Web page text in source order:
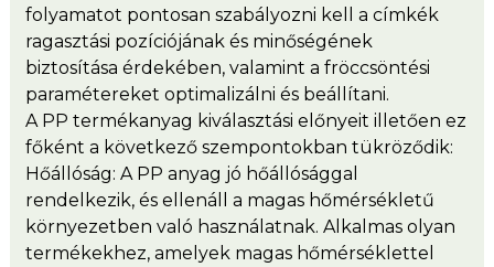
folyamatot pontosan szabályozni kell a címkék
ragasztási pozíciójának és minőségének
biztosítása érdekében, valamint a fröccsöntési
paramétereket optimalizálni és beállítani.
A PP termékanyag kiválasztási előnyeit illetően ez
főként a következő szempontokban tükröződik:
Hőállóság: A PP anyag jó hőállósággal
rendelkezik, és ellenáll a magas hőmérsékletű
környezetben való használatnak. Alkalmas olyan
termékekhez, amelyek magas hőmérséklettel